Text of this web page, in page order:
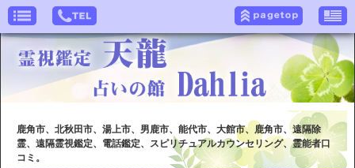
鹿角市、北秋田市、湯上市、男鹿市、能代市、大館市、鹿角市、遠隔除
霊、遠隔霊視鑑定、電話鑑定、スピリチュアルカウンセリング、霊能者口
コミ。